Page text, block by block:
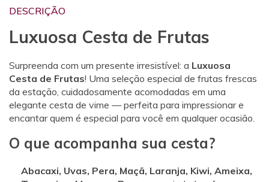
DESCRIÇÃO
Luxuosa Cesta de Frutas
Surpreenda com um presente irresistível: a Luxuosa
Cesta de Frutas! Uma seleção especial de frutas frescas
da estação, cuidadosamente acomodadas em uma
elegante cesta de vime — perfeita para impressionar e
encantar quem é especial para você em qualquer ocasião.
O que acompanha sua cesta?
Abacaxi, Uvas, Pera, Maçã, Laranja, Kiwi, Ameixa,